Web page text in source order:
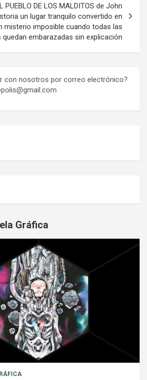
PUEBLO DE LOS MALDITOS de John
un lugar tranquilo convertido en
misterio imposible cuando todas las
embarazadas sin explicación
con nosotros por correo electrónico?
Gráfica